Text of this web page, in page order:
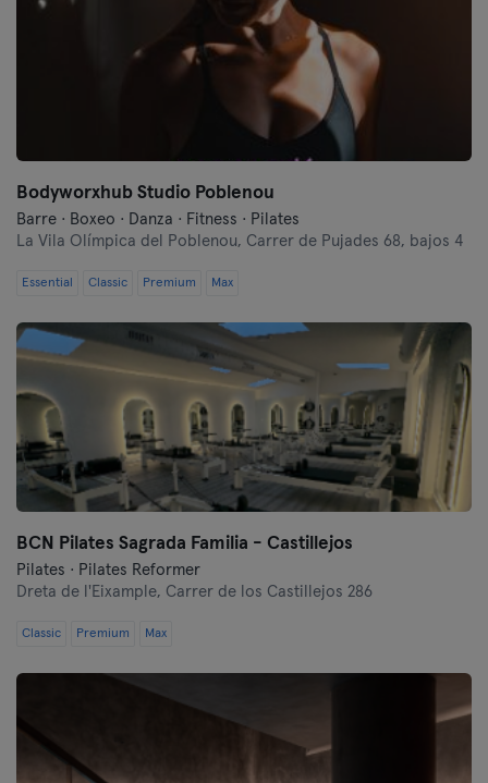
Bodyworxhub Studio Poblenou
Barre · Boxeo · Danza · Fitness · Pilates
La Vila Olímpica del Poblenou, Carrer de Pujades 68, bajos 4
Essential Classic Premium Max
BCN Pilates Sagrada Familia - Castillejos
Pilates · Pilates Reformer
Dreta de l'Eixample, Carrer de los Castillejos 286
Classic Premium Max